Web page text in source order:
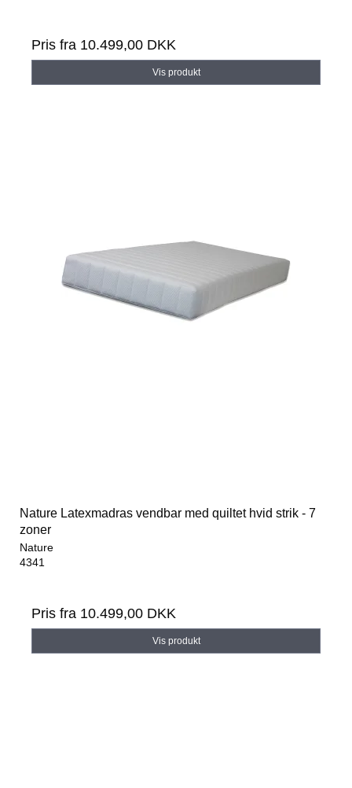
Pris fra 10.499,00 DKK
Vis produkt
Nature Latexmadras vendbar med quiltet hvid strik - 7
zoner
Nature
4341
Pris fra 10.499,00 DKK
Vis produkt